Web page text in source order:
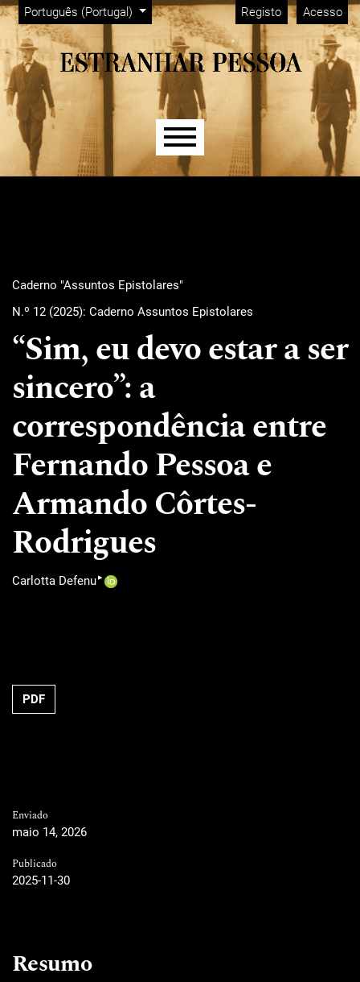
Saltar para menu de navegação principal
Saltar para conteúdo principal
Saltar para rodapé do site
Alterar o idioma. O idioma atual é:
Português (Portugal)
Menu Admin Registo Acesso
Menu principal
Caderno "Assuntos Epistolares"
N.º 12 (2025): Caderno Assuntos Epistolares
“Sim, eu devo estar a ser
sincero”: a
correspondência entre
Fernando Pessoa e
Armando Côrtes-
Rodrigues
Carlotta Defenu▸
PDF
Enviado
maio 14, 2026
Publicado
2025-11-30
Resumo